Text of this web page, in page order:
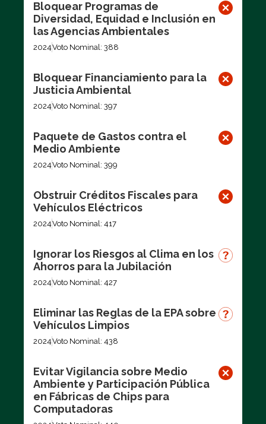
Bloquear Programas de
Diversidad, Equidad e Inclusión en
las Agencias Ambientales
2024Voto Nominal: 388
Bloquear Financiamiento para la
Justicia Ambiental
2024Voto Nominal: 397
Paquete de Gastos contra el
Medio Ambiente
2024Voto Nominal: 399
Obstruir Créditos Fiscales para
Vehículos Eléctricos
2024Voto Nominal: 417
Ignorar los Riesgos al Clima en los
Ahorros para la Jubilación
2024Voto Nominal: 427
Eliminar las Reglas de la EPA sobre
Vehículos Limpios
2024Voto Nominal: 438
Evitar Vigilancia sobre Medio
Ambiente y Participación Pública
en Fábricas de Chips para
Computadoras